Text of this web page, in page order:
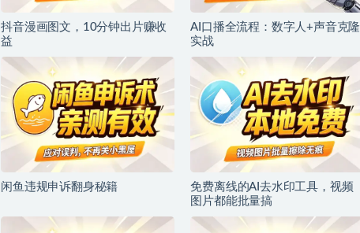
抖音漫画图文，10分钟出片赚收
益
AI口播全流程：数字人+声音克隆
实战
闲鱼违规申诉翻身秘籍
免费离线的AI去水印工具，视频
图片都能批量搞